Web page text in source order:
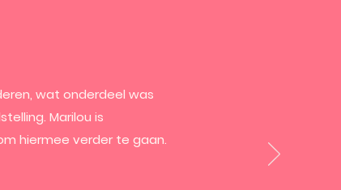
wat onderdeel was
Marilou is
hiermee verder te gaan.